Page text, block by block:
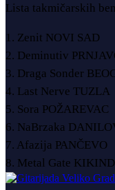
Lista takmičarskih
1. Zenit NOVI SAD
2. Deminutiv
3. Draga Sonder
4. Last Nerve TUZLA
5. Sora POŽAREVAC
6. NaBrzaka
7. Afazija PANČEVO
8. Metal Gate